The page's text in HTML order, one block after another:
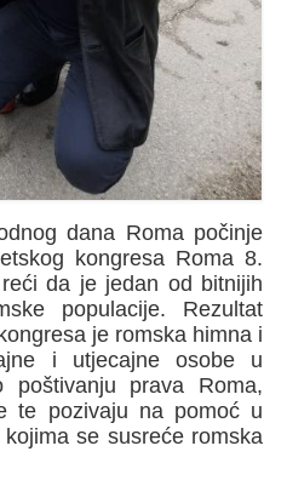
dana Roma počinje
kongresa Roma 8.
da je jedan od bitnijih
populacije. Rezultat
je romska himna i
i utjecajne osobe u
prava Roma,
te pozivaju na pomoć u
se susreće romska